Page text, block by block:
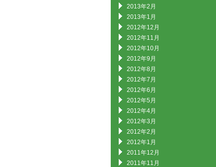
2013年2月
2013年1月
2012年12月
2012年11月
2012年10月
2012年9月
2012年8月
2012年7月
2012年6月
2012年5月
2012年4月
2012年3月
2012年2月
2012年1月
2011年12月
2011年11月